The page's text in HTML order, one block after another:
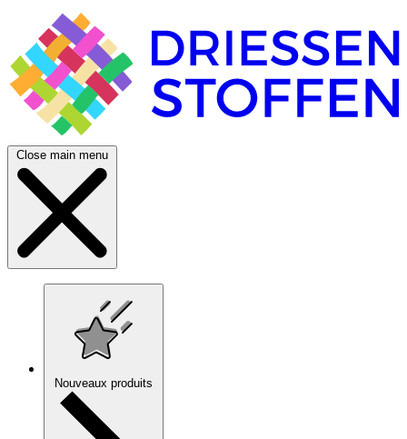
Close main menu
Nouveaux produits